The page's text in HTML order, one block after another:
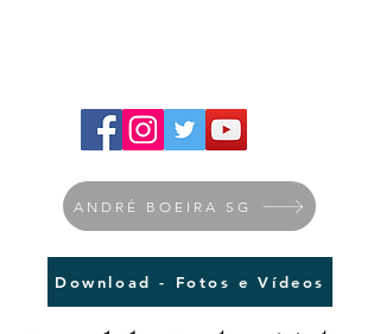
ANDRÉ BOEIRA SG
Download - Fotos e Vídeos